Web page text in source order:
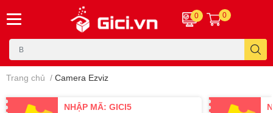
0 0
Trang chủ / Camera Ezviz
NHẬP MÃ: GICI5